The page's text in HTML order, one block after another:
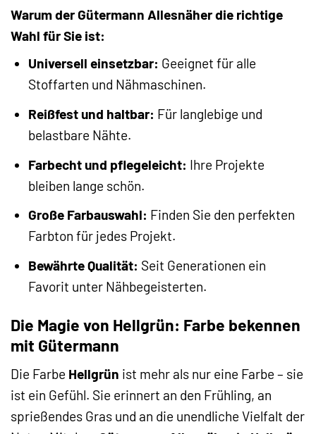
Warum der Gütermann Allesnäher die richtige
Wahl für Sie ist:
Universell einsetzbar: Geeignet für alle
Stoffarten und Nähmaschinen.
Reißfest und haltbar: Für langlebige und
belastbare Nähte.
Farbecht und pflegeleicht: Ihre Projekte
bleiben lange schön.
Große Farbauswahl: Finden Sie den perfekten
Farbton für jedes Projekt.
Bewährte Qualität: Seit Generationen ein
Favorit unter Nähbegeisterten.
Die Magie von Hellgrün: Farbe bekennen
mit Gütermann
Die Farbe Hellgrün ist mehr als nur eine Farbe – sie
ist ein Gefühl. Sie erinnert an den Frühling, an
sprießendes Gras und an die unendliche Vielfalt der